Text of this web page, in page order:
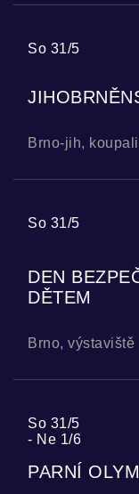
So 31/5
Brno-jih,
So 31/5
DEN
DĚTEM
Brno, výstaviště
So 31/5
Ne 1/6
PARNÍ